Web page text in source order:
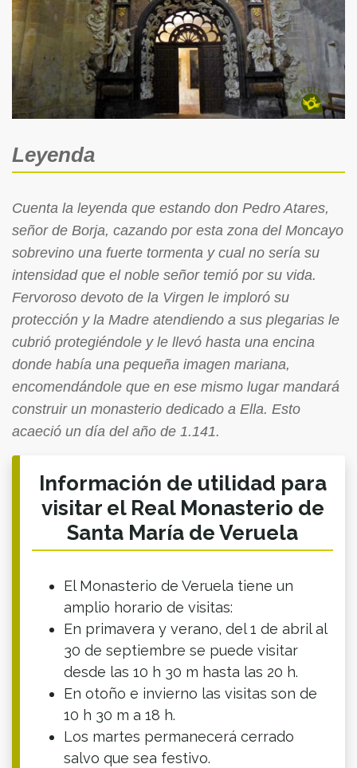
Leyenda
Cuenta la leyenda que estando don Pedro Atares,
señor de Borja, cazando por esta zona del Moncayo
sobrevino una fuerte tormenta y cual no sería su
intensidad que el noble señor temió por su vida.
Fervoroso devoto de la Virgen le imploró su
protección y la Madre atendiendo a sus plegarias le
cubrió protegiéndole y le llevó hasta una encina
donde había una pequeña imagen mariana,
encomendándole que en ese mismo lugar mandará
construir un monasterio dedicado a Ella. Esto
acaeció un día del año de 1.141.
Información de utilidad para
visitar el Real Monasterio de
Santa María de Veruela
El Monasterio de Veruela tiene un
amplio horario de visitas:
En primavera y verano, del 1 de abril al
30 de septiembre se puede visitar
desde las 10 h 30 m hasta las 20 h.
En otoño e invierno las visitas son de
10 h 30 m a 18 h.
Los martes permanecerá cerrado
salvo que sea festivo.